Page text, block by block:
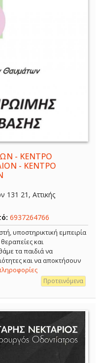
- ΚΕΝΤΡΟ
- ΚΕΝΤΡΟ
131 21, Αττικής
6937264766
υποστηρικτική εμπειρία
και
τα παιδιά να
και να αποκτήσουν
Προτεινόμενα